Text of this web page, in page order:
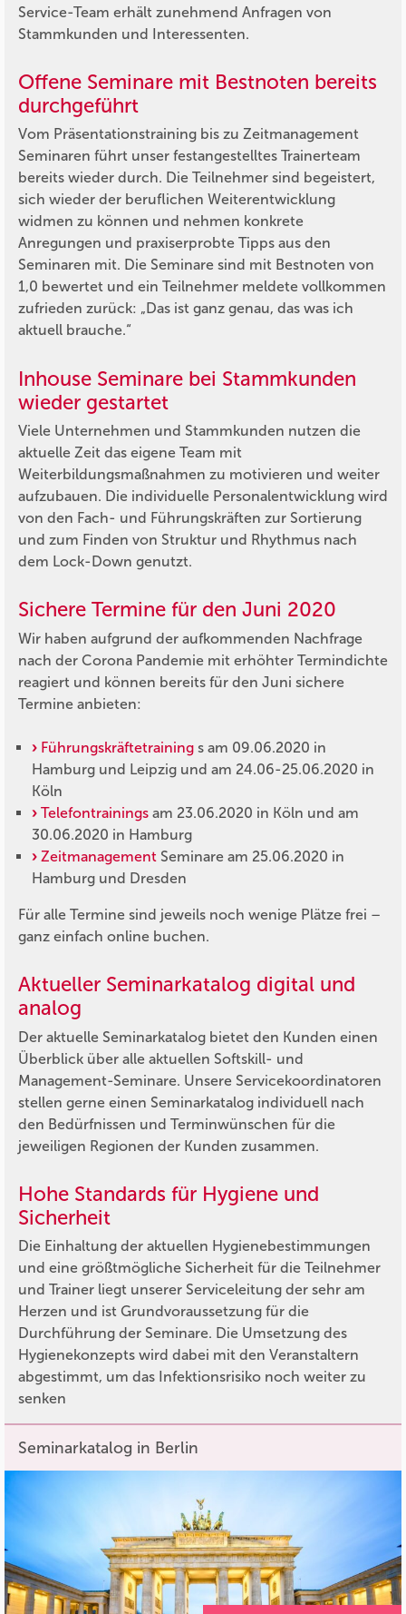
Service-Team erhält zunehmend Anfragen von
Stammkunden und Interessenten.
Offene Seminare mit Bestnoten bereits
durchgeführt
Vom Präsentationstraining bis zu Zeitmanagement
Seminaren führt unser festangestelltes Trainerteam
bereits wieder durch. Die Teilnehmer sind begeistert,
sich wieder der beruflichen Weiterentwicklung
widmen zu können und nehmen konkrete
Anregungen und praxiserprobte Tipps aus den
Seminaren mit. Die Seminare sind mit Bestnoten von
1,0 bewertet und ein Teilnehmer meldete vollkommen
zufrieden zurück: „Das ist ganz genau, das was ich
aktuell brauche.“
Inhouse Seminare bei Stammkunden
wieder gestartet
Viele Unternehmen und Stammkunden nutzen die
aktuelle Zeit das eigene Team mit
Weiterbildungsmaßnahmen zu motivieren und weiter
aufzubauen. Die individuelle Personalentwicklung wird
von den Fach- und Führungskräften zur Sortierung
und zum Finden von Struktur und Rhythmus nach
dem Lock-Down genutzt.
Sichere Termine für den Juni 2020
Wir haben aufgrund der aufkommenden Nachfrage
nach der Corona Pandemie mit erhöhter Termindichte
reagiert und können bereits für den Juni sichere
Termine anbieten:
Führungskräftetraining s am 09.06.2020 in
Hamburg und Leipzig und am 24.06-25.06.2020 in
Köln
Telefontrainings am 23.06.2020 in Köln und am
30.06.2020 in Hamburg
Zeitmanagement Seminare am 25.06.2020 in
Hamburg und Dresden
Für alle Termine sind jeweils noch wenige Plätze frei –
ganz einfach online buchen.
Aktueller Seminarkatalog digital und
analog
Der aktuelle Seminarkatalog bietet den Kunden einen
Überblick über alle aktuellen Softskill- und
Management-Seminare. Unsere Servicekoordinatoren
stellen gerne einen Seminarkatalog individuell nach
den Bedürfnissen und Terminwünschen für die
jeweiligen Regionen der Kunden zusammen.
Hohe Standards für Hygiene und
Sicherheit
Die Einhaltung der aktuellen Hygienebestimmungen
und eine größtmögliche Sicherheit für die Teilnehmer
und Trainer liegt unserer Serviceleitung der sehr am
Herzen und ist Grundvoraussetzung für die
Durchführung der Seminare. Die Umsetzung des
Hygienekonzepts wird dabei mit den Veranstaltern
abgestimmt, um das Infektionsrisiko noch weiter zu
senken
Seminarkatalog in Berlin